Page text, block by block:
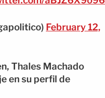
February 12,
Thales Machado
en su perfil de